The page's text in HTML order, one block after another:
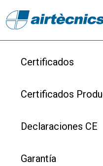
Certificados
Certificados
Declaraciones CE
Garantía